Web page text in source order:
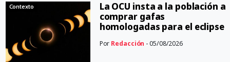
Contexto
La OCU insta a la población a
comprar gafas
homologadas para el eclipse
Por Redacción - 05/08/2026